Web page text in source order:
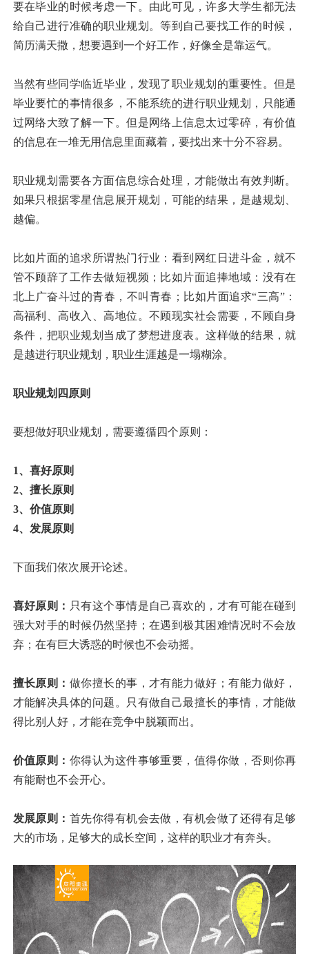
要在毕业的时候考虑一下。由此可见，许多大学生都无法
给自己进行准确的职业规划。等到自己要找工作的时候，
简历满天撒，想要遇到一个好工作，好像全是靠运气。
当然有些同学临近毕业，发现了职业规划的重要性。但是
毕业要忙的事情很多，不能系统的进行职业规划，只能通
过网络大致了解一下。但是网络上信息太过零碎，有价值
的信息在一堆无用信息里面藏着，要找出来十分不容易。
职业规划需要各方面信息综合处理，才能做出有效判断。
如果只根据零星信息展开规划，可能的结果，是越规划、
越偏。
比如片面的追求所谓热门行业：看到网红日进斗金，就不
管不顾辞了工作去做短视频；比如片面追捧地域：没有在
北上广奋斗过的青春，不叫青春；比如片面追求“三高”：
高福利、高收入、高地位。不顾现实社会需要，不顾自身
条件，把职业规划当成了梦想进度表。这样做的结果，就
是越进行职业规划，职业生涯越是一塌糊涂。
职业规划四原则
要想做好职业规划，需要遵循四个原则：
1、喜好原则
2、擅长原则
3、价值原则
4、发展原则
下面我们依次展开论述。
喜好原则： 只有这个事情是自己喜欢的，才有可能在碰到
强大对手的时候仍然坚持；在遇到极其困难情况时不会放
弃；在有巨大诱惑的时候也不会动摇。
擅长原则： 做你擅长的事，才有能力做好；有能力做好，
才能解决具体的问题。只有做自己最擅长的事情，才能做
得比别人好，才能在竞争中脱颖而出。
价值原则： 你得认为这件事够重要，值得你做，否则你再
有能耐也不会开心。
发展原则： 首先你得有机会去做，有机会做了还得有足够
大的市场，足够大的成长空间，这样的职业才有奔头。